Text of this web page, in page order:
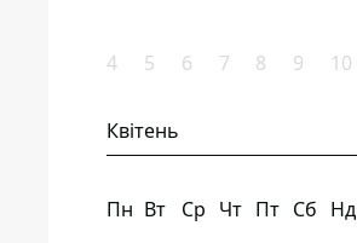
4 5 6 7 8 9 10
Квітень
Пн Вт Ср Чт Пт Сб Нд